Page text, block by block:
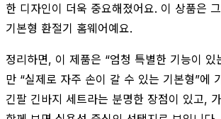
한 디자인이 더욱 중요해졌어요. 이 상품은
기본형 환절기 홈웨어예요.
정리하면, 이 제품은 “엄청 특별한 기능이 있
만 “실제로 자주 손이 갈 수 있는 기본형”에
긴팔 긴바지 세트라는 분명한 장점이 있고,